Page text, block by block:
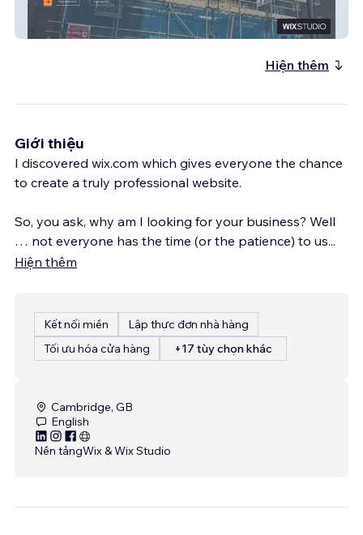
WS SCAFFOLDING LTD
Hiện thêm
Giới thiệu
I discovered wix.com which gives everyone the chance
to create a truly professional website.
So, you ask, why am I looking for your business? Well
… not everyone has the time (or the patience) to us...
Hiện thêm
Kết nối miền
Lập thực đơn nhà hàng
Tối ưu hóa cửa hàng
+17 tùy chọn khác
Cambridge, GB
English
Nền tảngWix & Wix Studio